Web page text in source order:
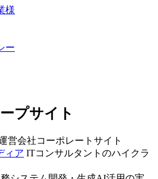
様
ー
プサイト
営会社コーポレートサイト
ィア ITコンサルタントのハイクラ